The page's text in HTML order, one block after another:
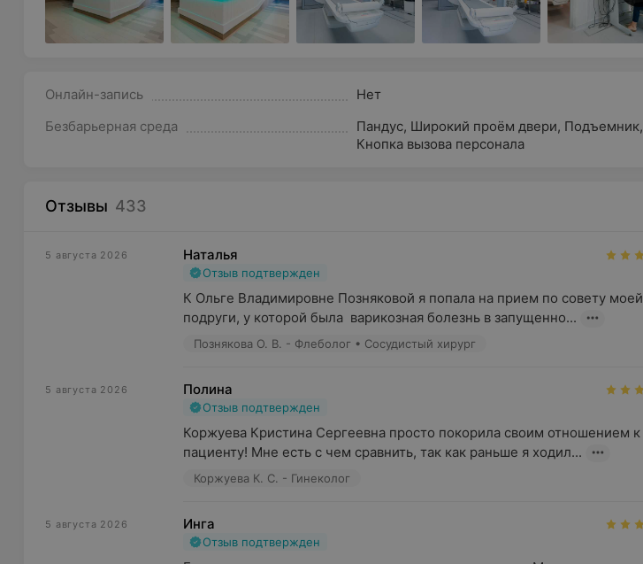
Онлайн-запись
Нет
Безбарьерная среда
Пандус, Широкий проём двери, Подъемник,
Кнопка вызова персонала
Отзывы 433
5 августа 2026 Наталья
Отзыв подтвержден
К Ольге Владимировне Позняковой я попала на прием по совету моей
подруги, у которой была  варикозная болезнь в запущенно...
Познякова О. В. - Флеболог • Сосудистый хирург
5 августа 2026 Полина
Отзыв подтвержден
Коржуева Кристина Сергеевна просто покорила своим отношением к
пациенту! Мне есть с чем сравнить, так как раньше я ходил...
Коржуева К. С. - Гинеколог
5 августа 2026 Инга
Отзыв подтвержден